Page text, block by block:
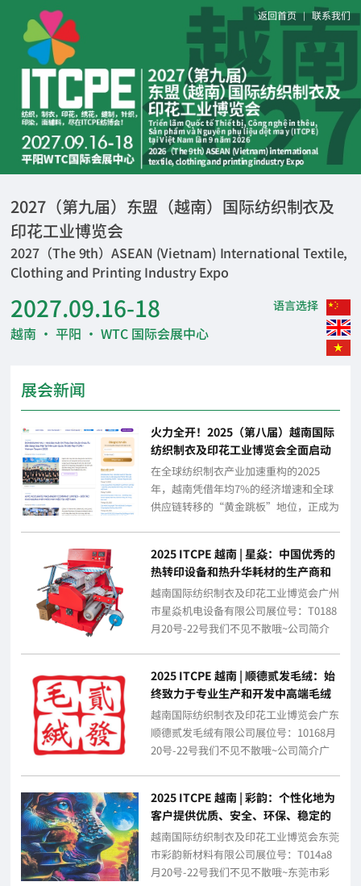
返回首页 | 联系我们
2027（第九届）东盟（越南）国际纺织制衣及
印花工业博览会
2027（The 9th）ASEAN (Vietnam) International Textile,
Clothing and Printing Industry Expo
2027.09.16-18
越南 · 平阳 · WTC 国际会展中心
语言选择
展会新闻
火力全开！2025（第八届）越南国际
纺织制衣及印花工业博览会全面启动
全球宣传攻势
在全球纺织制衣产业加速重构的2025
年，越南凭借年均7%的经济增速和全球
供应链转移的“黄金跳板”地位，正成为
2025 ITCPE 越南 | 星焱：中国优秀的
热转印设备和热升华耗材的生产商和
出口商
越南国际纺织制衣及印花工业博览会广州
市星焱机电设备有限公司展位号：T0188
月20号-22号我们不见不散哦~公司简介
2025 ITCPE 越南 | 顺德贰发毛绒：始
终致力于专业生产和开发中高端毛绒
产品的毛绒企业
越南国际纺织制衣及印花工业博览会广东
顺德贰发毛绒有限公司展位号：10168月
20号-22号我们不见不散哦~公司简介广
2025 ITCPE 越南 | 彩韵：个性化地为
客户提供优质、安全、环保、稳定的
高端印花浆料产品
越南国际纺织制衣及印花工业博览会东莞
市彩韵新材料有限公司展位号：T014a8
月20号-22号我们不见不散哦~东莞市彩